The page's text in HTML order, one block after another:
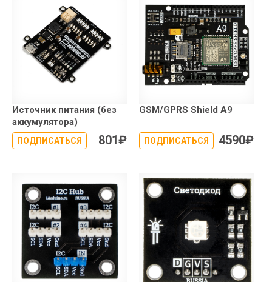
Источник питания (без
аккумулятора)
ПОДПИСАТЬСЯ 801₽
GSM/GPRS Shield A9
ПОДПИСАТЬСЯ 4590₽